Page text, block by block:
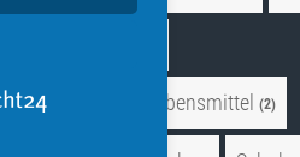
Tickets Lebensmittel (2)